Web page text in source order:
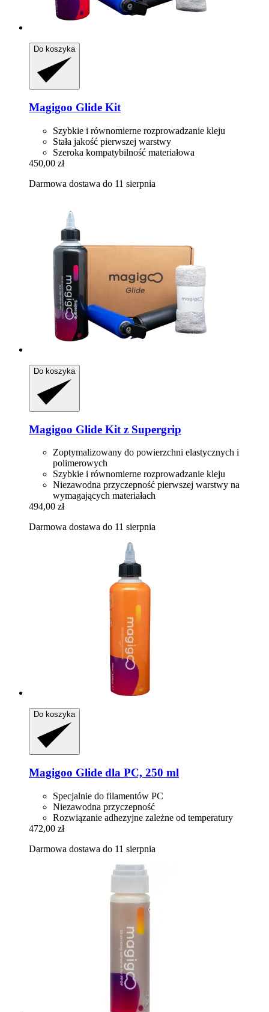
Do koszyka
Magigoo Glide Kit
Szybkie i równomierne rozprowadzanie kleju
Stała jakość pierwszej warstwy
Szeroka kompatybilność materiałowa
450,00 zł
Darmowa dostawa do 11 sierpnia
Do koszyka
Magigoo Glide Kit z Supergrip
Zoptymalizowany do powierzchni elastycznych i
polimerowych
Szybkie i równomierne rozprowadzanie kleju
Niezawodna przyczepność pierwszej warstwy na
wymagających materiałach
494,00 zł
Darmowa dostawa do 11 sierpnia
Do koszyka
Magigoo Glide dla PC, 250 ml
Specjalnie do filamentów PC
Niezawodna przyczepność
Rozwiązanie adhezyjne zależne od temperatury
472,00 zł
Darmowa dostawa do 11 sierpnia